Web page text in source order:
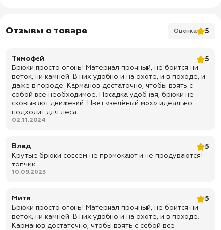
✅ Защита от ветра: материал не продувается
✅ Назначение: мембранные тактические брюки Garsing ( Гарсинг )
Панцирь GSG-6 для дождя, ветра, мокрого снега, рыбалки, охоты,
туризма, леса, полевых условий и активной носки
✅ Доставка по всей России
✅ Быстрая отправка
Отзывы о товаре Оценка 5
Тимофей
5
Брюки просто огонь! Материал прочный, не боится ни
веток, ни камней. В них удобно и на охоте, и в походе, и
даже в городе. Карманов достаточно, чтобы взять с
собой всё необходимое. Посадка удобная, брюки не
сковывают движений. Цвет «зелёный мох» идеально
подходит для леса.
02.11.2024
Влад
5
Крутые брюки совсем не промокают и не продуваются!
топчик
10.09.2023
Митя
5
Брюки просто огонь! Материал прочный, не боится ни
веток, ни камней. В них удобно и на охоте, и в походе.
Карманов достаточно, чтобы взять с собой всё